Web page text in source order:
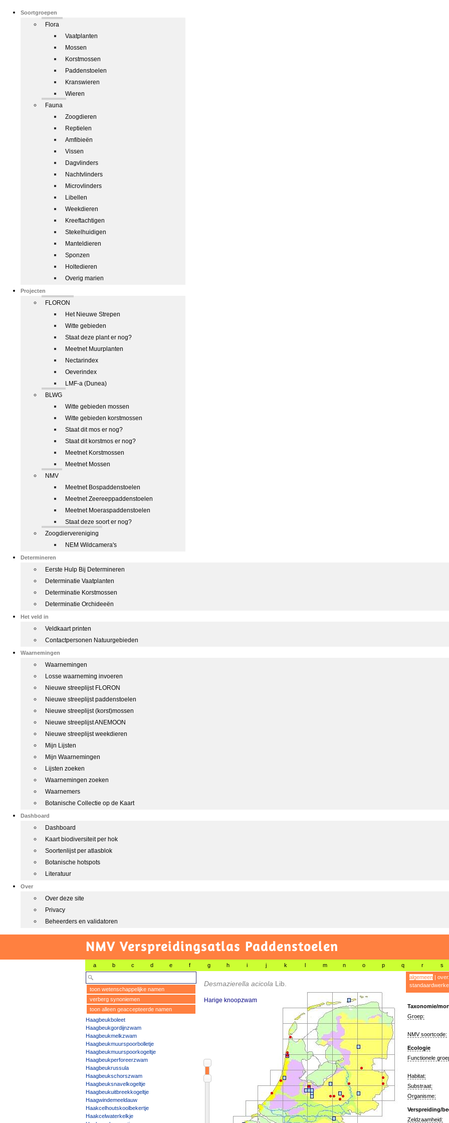
Soortgroepen
Flora
Vaatplanten
Mossen
Korstmossen
Paddenstoelen
Kranswieren
Wieren
Fauna
Zoogdieren
Reptielen
Amfibieën
Vissen
Dagvlinders
Nachtvlinders
Microvlinders
Libellen
Weekdieren
Kreeftachtigen
Stekelhuidigen
Manteldieren
Sponzen
Holtedieren
Overig marien
Projecten
FLORON
Het Nieuwe Strepen
Witte gebieden
Staat deze plant er nog?
Meetnet Muurplanten
Nectarindex
Oeverindex
LMF-a (Dunea)
BLWG
Witte gebieden mossen
Witte gebieden korstmossen
Staat dit mos er nog?
Staat dit korstmos er nog?
Meetnet Korstmossen
Meetnet Mossen
NMV
Meetnet Bospaddenstoelen
Meetnet Zeereeppaddenstoelen
Meetnet Moeraspaddenstoelen
Staat deze soort er nog?
Zoogdiervereniging
NEM Wildcamera's
Determineren
Eerste Hulp Bij Determineren
Determinatie Vaatplanten
Determinatie Korstmossen
Determinatie Orchideeën
Het veld in
Veldkaart printen
Contactpersonen Natuurgebieden
Waarnemingen
Waarnemingen
Losse waarneming invoeren
Nieuwe streeplijst FLORON
Nieuwe streeplijst paddenstoelen
Nieuwe streeplijst (korst)mossen
Nieuwe streeplijst ANEMOON
Nieuwe streeplijst weekdieren
Mijn Lijsten
Mijn Waarnemingen
Lijsten zoeken
Waarnemingen zoeken
Waarnemers
Botanische Collectie op de Kaart
Dashboard
Dashboard
Kaart biodiversiteit per hok
Soortenlijst per atlasblok
Botanische hotspots
Literatuur
Over
Over deze site
Privacy
Beheerders en validatoren
NMV Verspreidingsatlas Paddenstoelen
a b c d e f g h i j k l m n o p q r s
toon wetenschappelijke namen
verberg synoniemen
toon alleen geaccepteerde namen
Haagbeukboleet
Haagbeukgordijnzwam
Haagbeukmelkzwam
Haagbeukmuurspoorbolletje
Haagbeukmuurspoorkogeltje
Haagbeukperforeerzwam
Haagbeukrussula
Haagbeukschorszwam
Haagbeuksnavelkogeltje
Haagbeukuitbreekkogeltje
Haagwindemeeldauw
Haakcelhoutskoolbekertje
Haakcelwaterkelkje
Desmazierella acicola Lib.
Harige knoopzwam
algemeen|
Taxonomie/
Groep:
NMV soortcode:
Ecologie
Functionele
Habitat:
Substraat:
Organisme:
Verspreiding/
Zeldzaamheid: